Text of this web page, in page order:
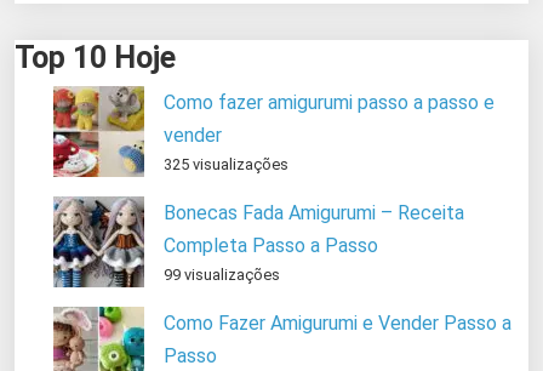
Top 10 Hoje
Como fazer amigurumi passo a passo e
vender
325 visualizações
Bonecas Fada Amigurumi – Receita
Completa Passo a Passo
99 visualizações
Como Fazer Amigurumi e Vender Passo a
Passo